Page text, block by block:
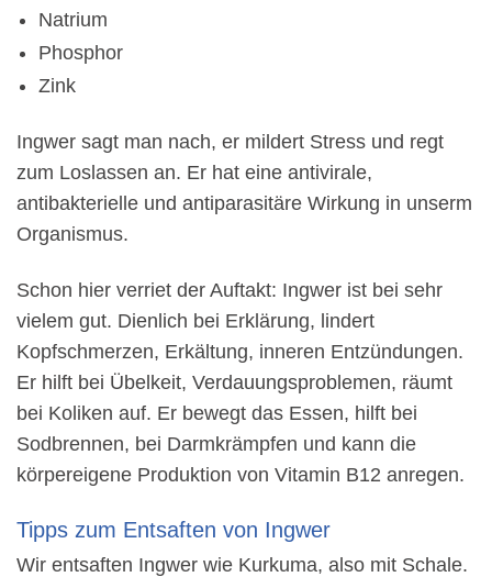
Natrium
Phosphor
Zink
Ingwer sagt man nach, er mildert Stress und regt
zum Loslassen an. Er hat eine antivirale,
antibakterielle und antiparasitäre Wirkung in unserm
Organismus.
Schon hier verriet der Auftakt: Ingwer ist bei sehr
vielem gut. Dienlich bei Erklärung, lindert
Kopfschmerzen, Erkältung, inneren Entzündungen.
Er hilft bei Übelkeit, Verdauungsproblemen, räumt
bei Koliken auf. Er bewegt das Essen, hilft bei
Sodbrennen, bei Darmkrämpfen und kann die
körpereigene Produktion von Vitamin B12 anregen.
Tipps zum Entsaften von Ingwer
Wir entsaften Ingwer wie Kurkuma, also mit Schale.